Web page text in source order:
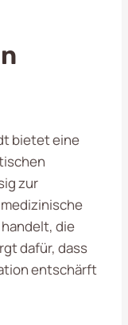
bietet eine
zur
die
dafür, dass
entschärft